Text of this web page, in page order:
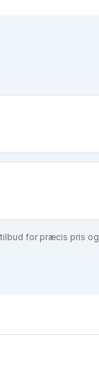
for præcis pris og